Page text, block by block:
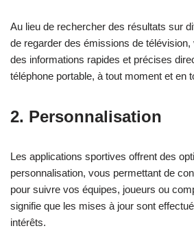
Au lieu de rechercher des résultats sur
de regarder des émissions de
des informations rapides et précises
téléphone portable, à tout moment et en
2. Personnalisation
Les applications sportives offrent des
personnalisation, vous permettant de
pour suivre vos équipes, joueurs ou
signifie que les mises à jour sont
intérêts.